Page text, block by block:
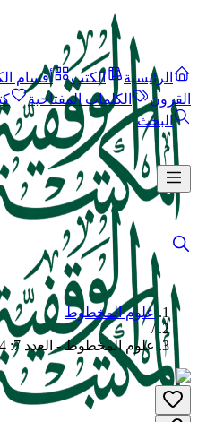
الرئيسية الكتب أقسام
القرون
الكلمات المفتاحية
البحث
علوم المخطوط
/
علوم المخطوط - العدد 7: 2024